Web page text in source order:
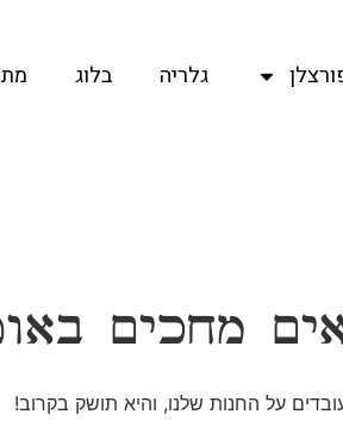
גלריה בלוג
מחכים
על החנות שלנו, והיא תושק בקרוב!